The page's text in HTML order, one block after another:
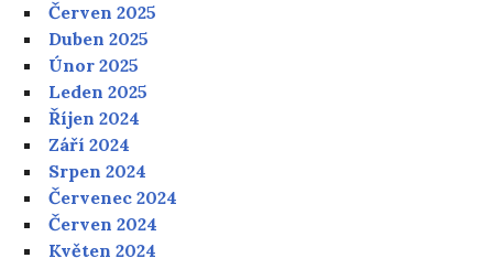
Červen 2025
Duben 2025
Únor 2025
Leden 2025
Říjen 2024
Září 2024
Srpen 2024
Červenec 2024
Červen 2024
Květen 2024